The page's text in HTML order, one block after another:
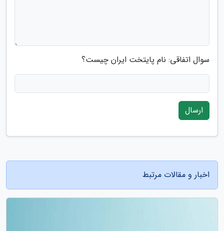
سوال اتفاقی: نام پایتخت ایران چیست؟
ارسال
اخبار و مقالات مرتبط